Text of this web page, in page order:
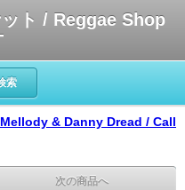
ト / Reggae Shop
索
& Danny Dread / Call
次の商品へ